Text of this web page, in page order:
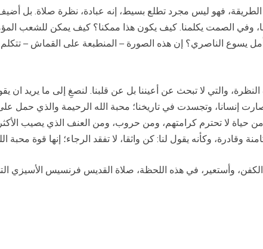
فهو ليس مجرد تطلع بسيط، إنه عبادة، نظرة صلاة. بل
وفي الصمت يكلمنا. كيف يكون هذا ممكنا؟ كيف يمكن للشعب
يسوع الناصري؟ إن هذه الصورة – المنطبعة على القماش –
النظرة، والتي لا تبحث عن أعيننا بل عن قلبنا. لنصغِ إلى ما يريد
صارت إنسانا، وتجسدت في تاريخنا؛ محبة الله الرحيمة والذي
حياة لا تحترم كرامتهم، ومن حروب، ومن العنف الذي يصيب
وقادرة، وكأنه يقول لنا: كن واثقا، لا تفقد الرجاء؛ إنها قوة
وأستعير، في هذه اللحظة، صلاة القديس فرنسيس الأسيزي